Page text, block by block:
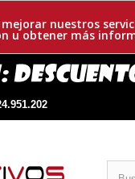
nuestros
u obtener más